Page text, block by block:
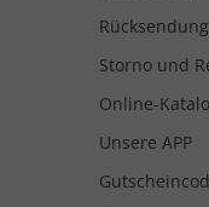
Storno und
Online-
Unsere APP